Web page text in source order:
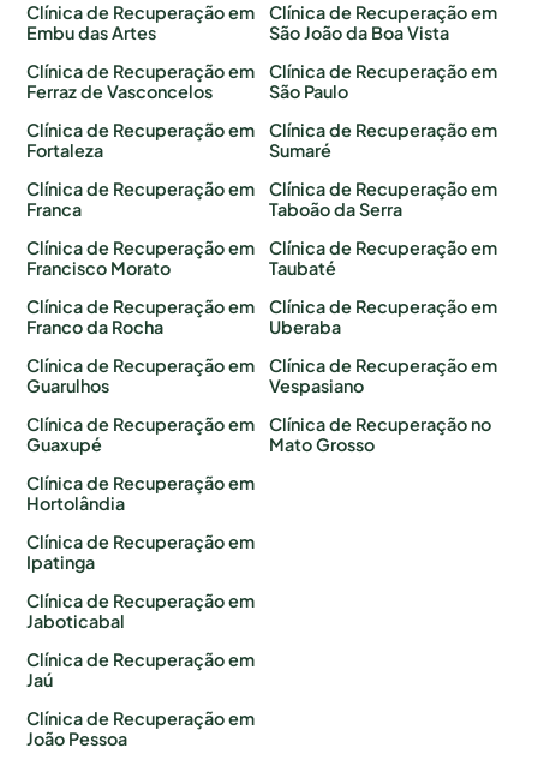
Clínica de Recuperação em
Embu das Artes
Clínica de Recuperação em
Ferraz de Vasconcelos
Clínica de Recuperação em
Fortaleza
Clínica de Recuperação em
Franca
Clínica de Recuperação em
Francisco Morato
Clínica de Recuperação em
Franco da Rocha
Clínica de Recuperação em
Guarulhos
Clínica de Recuperação em
Guaxupé
Clínica de Recuperação em
Hortolândia
Clínica de Recuperação em
Ipatinga
Clínica de Recuperação em
Jaboticabal
Clínica de Recuperação em
Jaú
Clínica de Recuperação em
João Pessoa
Clínica de Recuperação em
São João da Boa Vista
Clínica de Recuperação em
São Paulo
Clínica de Recuperação em
Sumaré
Clínica de Recuperação em
Taboão da Serra
Clínica de Recuperação em
Taubaté
Clínica de Recuperação em
Uberaba
Clínica de Recuperação em
Vespasiano
Clínica de Recuperação no
Mato Grosso